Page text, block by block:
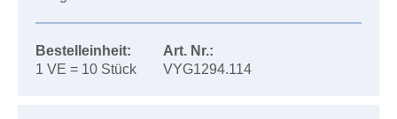
Bestelleinheit:
Art. Nr.:
1 VE = 10 Stück
VYG1294.114